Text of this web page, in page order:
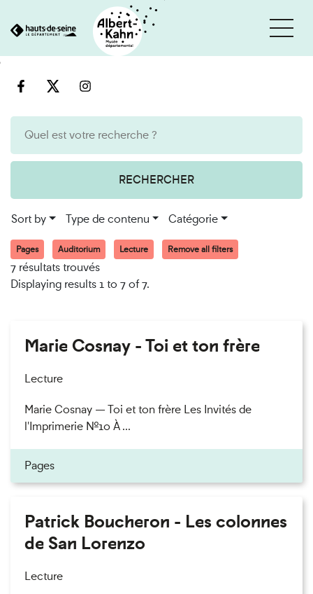
engine
RECHERCHER
Sort by Type de contenu Catégorie
Pages Auditorium Lecture Remove all filters
7 résultats trouvés
Displaying results 1 to 7 of 7.
Marie Cosnay - Toi et ton frère
Lecture
Marie Cosnay — Toi et ton frère Les Invités de
l'Imprimerie n°10 À ...
Pages
Patrick Boucheron - Les colonnes
de San Lorenzo
Lecture
Cookies management panel